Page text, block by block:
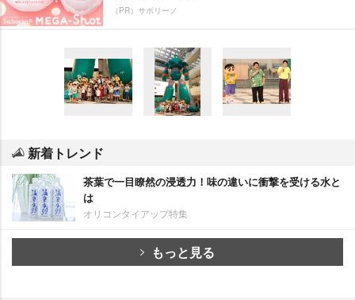
（PR）サボリーノ
新着トレンド
茶葉で一目瞭然の浸透力！味の違いに衝撃を受ける水と
は
オリコンタイアップ特集
もっと見る